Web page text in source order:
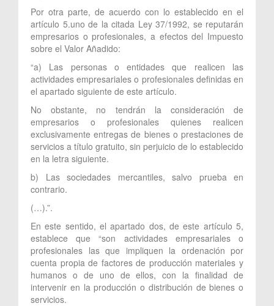
Por otra parte, de acuerdo con lo establecido en el
artículo 5.uno de la citada Ley 37/1992, se reputarán
empresarios o profesionales, a efectos del Impuesto
sobre el Valor Añadido:
“a) Las personas o entidades que realicen las
actividades empresariales o profesionales definidas en
el apartado siguiente de este artículo.
No obstante, no tendrán la consideración de
empresarios o profesionales quienes realicen
exclusivamente entregas de bienes o prestaciones de
servicios a título gratuito, sin perjuicio de lo establecido
en la letra siguiente.
b) Las sociedades mercantiles, salvo prueba en
contrario.
(…).”.
En este sentido, el apartado dos, de este artículo 5,
establece que “son actividades empresariales o
profesionales las que impliquen la ordenación por
cuenta propia de factores de producción materiales y
humanos o de uno de ellos, con la finalidad de
intervenir en la producción o distribución de bienes o
servicios.